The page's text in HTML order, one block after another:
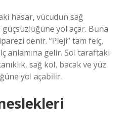
hasar, vücudun sağ
güçsüzlüğüne yol açar. Buna
denir. “Pleji” tam felç,
anlamına gelir. Sol taraftaki
sağ kol, bacak ve yüz
yol açabilir.